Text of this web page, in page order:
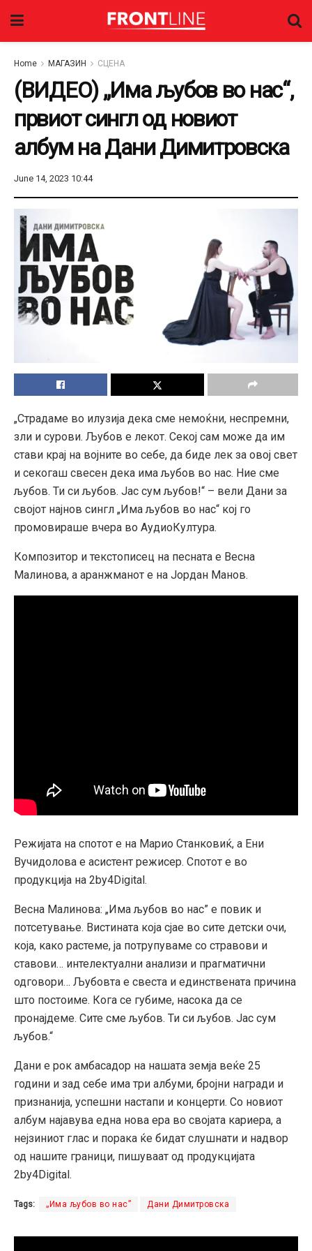
Home МАГАЗИН СЦЕНА
(ВИДЕО) „Има љубов во нас“,
првиот сингл од новиот
албум на Дани Димитровска
June 14, 2023 10:44
„Страдаме во илузија дека сме немоќни, неспремни,
зли и сурови. Љубов е лекот. Секој сам може да им
стави крај на војните во себе, да биде лек за овој свет
и секогаш свесен дека има љубов во нас. Ние сме
љубов. Ти си љубов. Јас сум љубов!“ – вели Дани за
својот најнов сингл „Има љубов во нас“ кој го
промовираше вчера во АудиоКултура.
Композитор и текстописец на песната е Весна
Малинова, а аранжманот е на Јордан Манов.
Режијата на спотот е на Марио Станковиќ, а Ени
Вучидолова е асистент режисер. Спотот е во
продукција на 2by4Digital.
Весна Малинова: „Има љубов во нас” е повик и
потсетување. Вистината која сјае во сите детски очи,
која, како растеме, ја потрупуваме со стравови и
ставови… интелектуални анализи и прагматични
одговори… Љубовта е свеста и единствената причина
што постоиме. Кога се губиме, насока да се
пронајдеме. Сите сме љубов. Ти си љубов. Јас сум
љубов.“
Дани е рок амбасадор на нашата земја веќе 25
години и зад себе има три албуми, бројни награди и
признанија, успешни настапи и концерти. Со новиот
албум најавува една нова ера во својата кариера, а
нејзиниот глас и порака ќе бидат слушнати и надвор
од нашите граници, пишуваат од продукцијата
2by4Digital.
Tags: „Има љубов во нас” Дани Димитровска